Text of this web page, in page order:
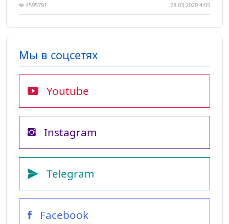
4595791 28.03.2020 4:05
Мы в соцсетях
Youtube
Instagram
Telegram
Facebook